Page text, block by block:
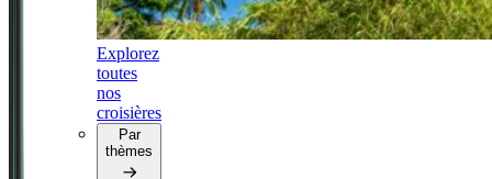
Explorez
toutes
nos
croisières
Par
thèmes